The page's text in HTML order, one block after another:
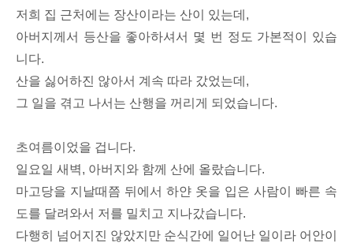
저희 집 근처에는 장산이라는 산이 있는데,
아버지께서 등산을 좋아하셔서 몇 번 정도 가본적이 있습
니다.
산을 싫어하진 않아서 계속 따라 갔었는데,
그 일을 겪고 나서는 산행을 꺼리게 되었습니다.
초여름이었을 겁니다.
일요일 새벽, 아버지와 함께 산에 올랐습니다.
마고당을 지날때쯤 뒤에서 하얀 옷을 입은 사람이 빠른 속
도를 달려와서 저를 밀치고 지나갔습니다.
다행히 넘어지진 않았지만 순식간에 일어난 일이라 어안이